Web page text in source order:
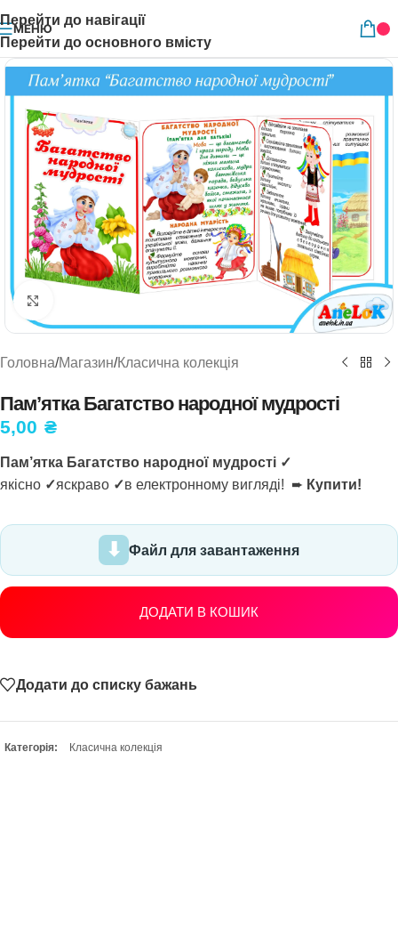
Перейти до навігації
Перейти до основного вмісту
МЕНЮ
Головна/Магазин/Класична колекція
Пам’ятка Багатство народної мудрості
5,00 ₴
Пам’ятка Багатство народної мудрості ✓
якісно ✓яскраво ✓в електронному вигляді! ➨ Купити!
Файл для завантаження
ДОДАТИ В КОШИК
Додати до списку бажань
Категорія: Класична колекція